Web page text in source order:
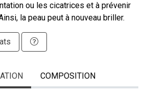
ou les cicatrices et à prévenir
la peau peut à nouveau briller.
COMPOSITION